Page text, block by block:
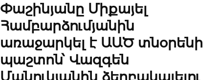
Փաշինյանը Միքայել
Համբարձումյանին
առաջարկել է ԱԱԾ տնօրենի
պաշտոն՝ Վազգեն
Մանուկյանին ձերբակալելու